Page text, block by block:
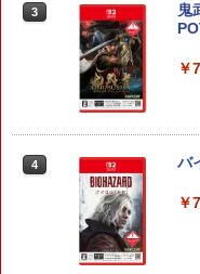
3
鬼
￥
4 バ
￥